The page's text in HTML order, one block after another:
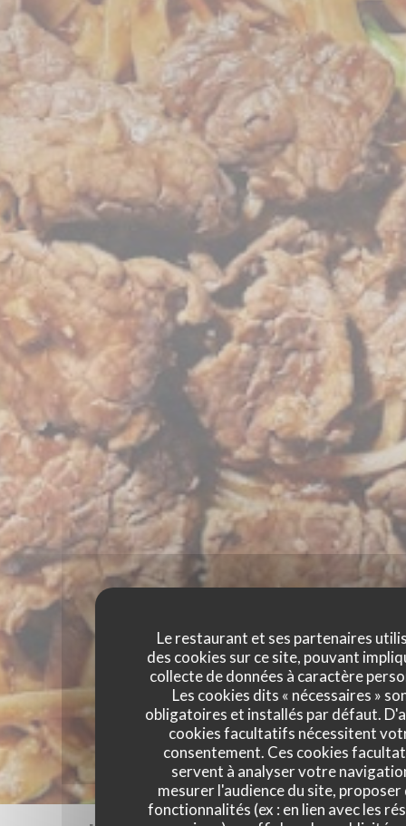
Le restaurant et ses partenaires
des cookies sur ce site, pouvant
collecte de données à caractère
Les cookies dits « nécessaires »
obligatoires et installés par défaut.
cookies facultatifs nécessitent
consentement. Ces cookies
servent à analyser votre
mesurer l'audience du site, proposer
fonctionnalités (ex : en lien avec les